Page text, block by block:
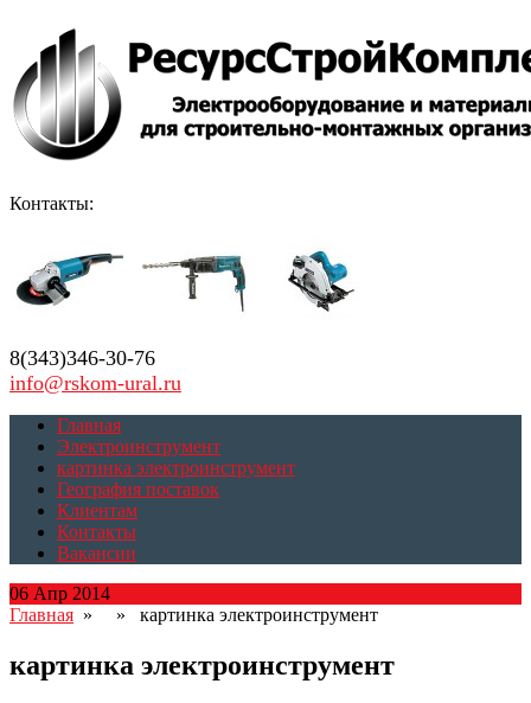
Контакты:
8(343)346-30-76
info@rskom-ural.ru
Главная
Электроинструмент
картинка электроинструмент
География поставок
Клиентам
Контакты
Вакансии
06 Апр 2014
Главная » » картинка электроинструмент
картинка электроинструмент